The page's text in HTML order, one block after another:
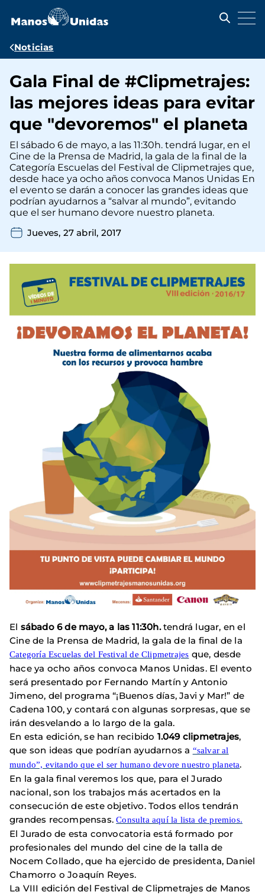
contenido
Ruta
navegación
Noticias
Gala Final de #Clipmetrajes:
las mejores ideas para evitar
que "devoremos" el planeta
El sábado 6 de mayo, a las 11:30h. tendrá lugar, en el
Cine de la Prensa de Madrid, la gala de la final de la
Categoría Escuelas del Festival de Clipmetrajes que,
desde hace ya ocho años convoca Manos Unidas En
el evento se darán a conocer las grandes ideas que
podrían ayudarnos a “salvar al mundo”, evitando
que el ser humano devore nuestro planeta.
Jueves, 27 abril, 2017
El sábado 6 de mayo, a las 11:30h.tendrá lugar, en el
Cine de la Prensa de Madrid, la gala de la final de la
Categoría Escuelas del Festival de Clipmetrajes que, desde
hace ya ocho años convoca Manos Unidas. El evento
será presentado por Fernando Martín y Antonio
Jimeno, del programa “¡Buenos días, Javi y Mar!” de
Cadena 100, y contará con algunas sorpresas, que se
irán desvelando a lo largo de la gala.
En esta edición, se han recibido 1.049 clipmetrajes,
que son ideas que podrían ayudarnos a “salvar al
mundo”, evitando que el ser humano devore nuestro planeta.
En la gala final veremos los que, para el Jurado
nacional, son los trabajos más acertados en la
consecución de este objetivo. Todos ellos tendrán
grandes recompensas.Consulta aquí la lista de premios.
El Jurado de esta convocatoria está formado por
profesionales del mundo del cine de la talla de
Nocem Collado, que ha ejercido de presidenta, Daniel
Chamorro o Joaquín Reyes.
La VIII edición del Festival de Clipmetrajes de Manos